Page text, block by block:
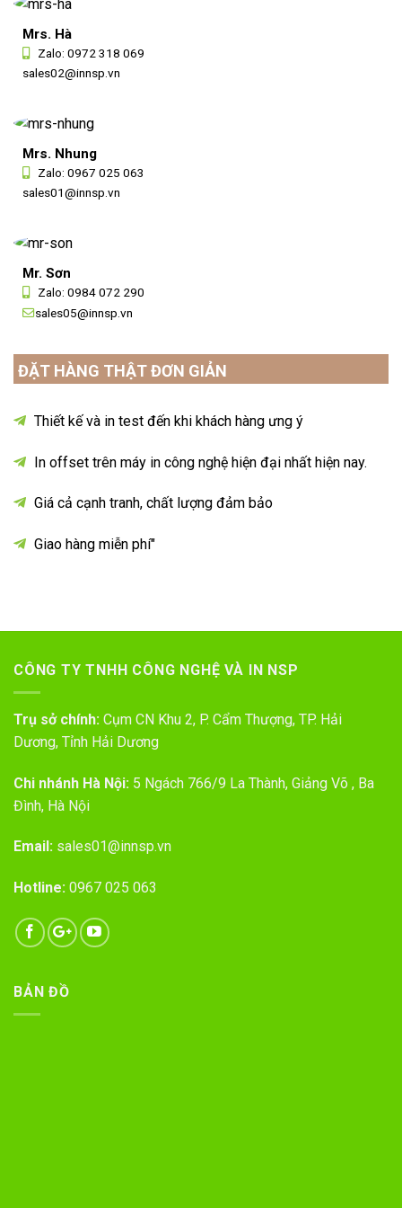
Mrs. Hà
Zalo: 0972 318 069
sales02@innsp.vn
Mrs. Nhung
Zalo: 0967 025 063
sales01@innsp.vn
Mr. Sơn
Zalo: 0984 072 290
sales05@innsp.vn
ĐẶT HÀNG THẬT ĐƠN GIẢN
Thiết kế và in test đến khi khách hàng ưng ý
In offset trên máy in công nghệ hiện đại nhất hiện nay.
Giá cả cạnh tranh, chất lượng đảm bảo
Giao hàng miễn phí"
CÔNG TY TNHH CÔNG NGHỆ VÀ IN NSP
Trụ sở chính: Cụm CN Khu 2, P. Cẩm Thượng, TP. Hải
Dương, Tỉnh Hải Dương
Chi nhánh Hà Nội: 5 Ngách 766/9 La Thành, Giảng Võ , Ba
Đình, Hà Nội
Email: sales01@innsp.vn
Hotline: 0967 025 063
BẢN ĐỒ